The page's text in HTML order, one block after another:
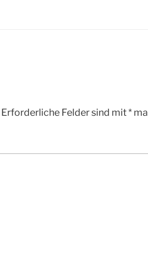
Erforderliche Felder sind mit*